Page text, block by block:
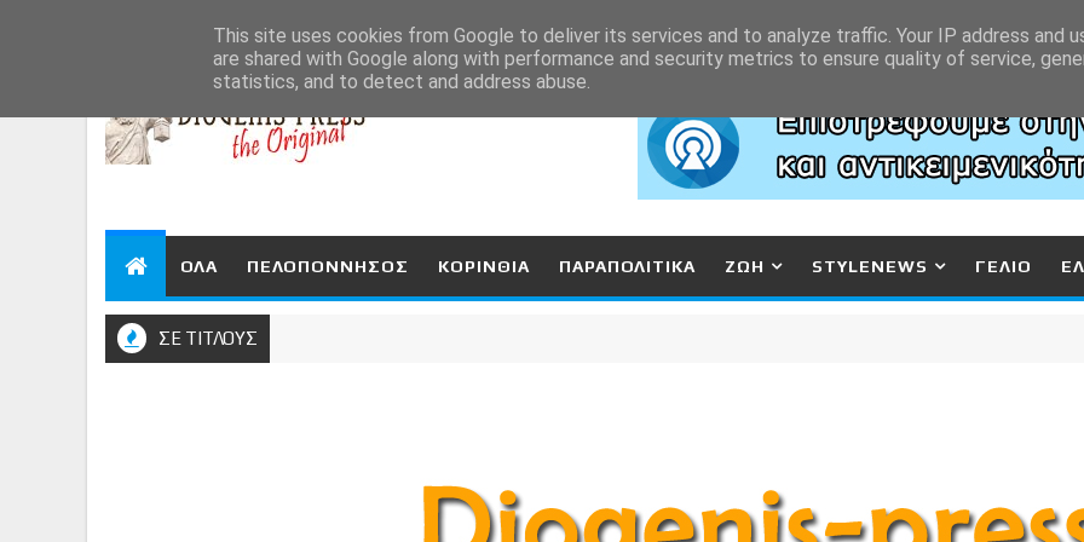
ΟΛΑ ΠΕΛΟΠΟΝΝΗΣΟΣ ΚΟΡΙΝΘΙΑ ΠΑΡΑΠΟΛΙΤΙΚΑ ΖΩΗ STYLENEWS ΓΕΛΙΟ
ΣΕ ΤΙΤΛΟΥΣ
This site uses cookies from Google to deliver its services and to analyze traffic. Your IP address and
are shared with Google along with performance and security metrics to ensure quality of service,
statistics, and to detect and address abuse.